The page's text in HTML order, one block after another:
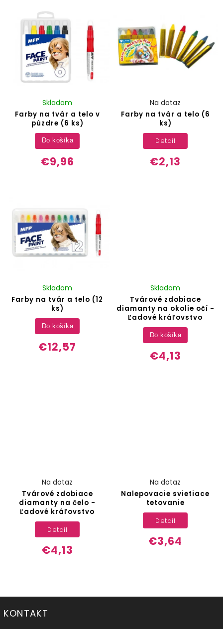
Farby na tvár a telo v
púzdre (6 ks)
Skladom
€9,96
Do košíka
Farby na tvár a telo (6
ks)
Na dotaz
€2,13
Detail
Farby na tvár a telo (12
ks)
Skladom
€12,57
Do košíka
Tvárové zdobiace
diamanty na okolie očí -
Ľadové kráľovstvo
Skladom
€4,13
Do košíka
Tvárové zdobiace
diamanty na čelo -
Ľadové kráľovstvo
Na dotaz
€4,13
Detail
Nalepovacie svietiace
tetovanie
Na dotaz
€3,64
Detail
KONTAKT